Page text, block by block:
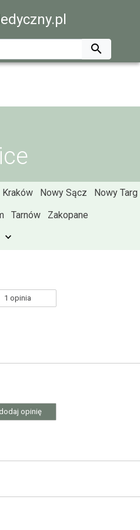

Kraków Nowy Sącz
Nowy Targ
Tarnów Zakopane
1 opinia
opinię